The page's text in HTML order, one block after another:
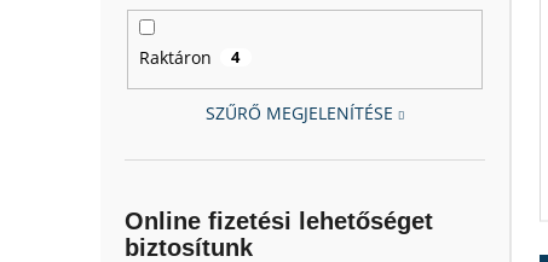
Raktáron 4
SZŰRŐ MEGJELENÍTÉSE
Online fizetési lehetőséget
biztosítunk